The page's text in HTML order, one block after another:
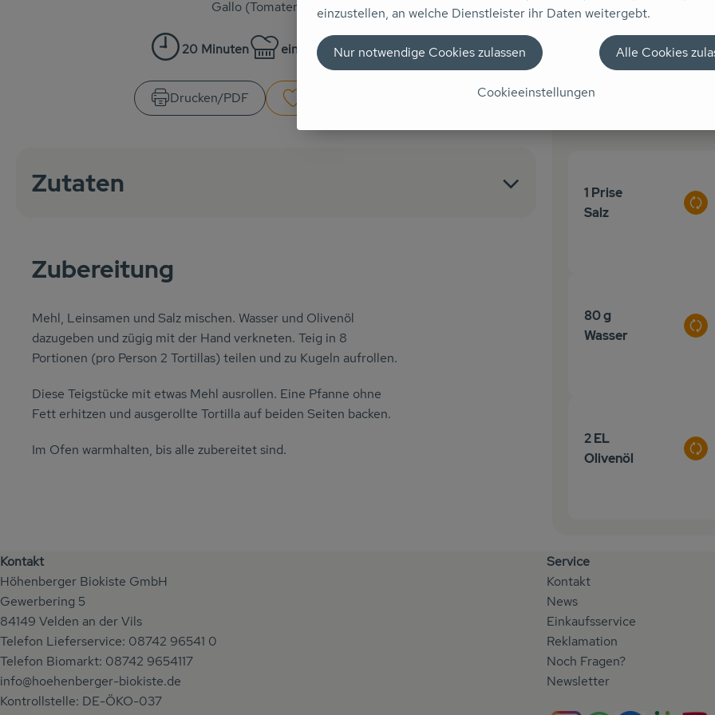
Gallo (Tomatensauce).
Zubreitungszeit:
20 Minuten
Schwierigkeit:
einfach 5 Zutaten
Drucken​/​PDF
Zutaten
Zubereitung
Mehl, Leinsamen und Salz mischen. Wasser und Olivenöl
dazugeben und zügig mit der Hand verkneten. Teig in 8
Portionen (pro Person 2 Tortillas) teilen und zu Kugeln aufrollen.
Diese Teigstücke mit etwas Mehl ausrollen. Eine Pfanne ohne
Fett erhitzen und ausgerollte Tortilla auf beiden Seiten backen.
Im Ofen warmhalten, bis alle zubereitet sind.
1 Prise
Salz
80 g
Wasser
2 EL
Olivenöl
Kontakt
Höhenberger Biokiste GmbH
Gewerbering 5
84149 Velden an der Vils
Telefon Lieferservice: 08742 96541 0
Telefon Biomarkt: 08742 9654117
info@hoehenberger-biokiste.de
Kontrollstelle: DE-ÖKO-037
Service
Kontakt
News
Einkaufsservice
Reklamation
Noch Fragen?
Newsletter
einzustellen, an welche Dienstleister ihr Daten weitergebt.
Cookieeinstellungen
Nur notwendige Cookies zulassen Alle Cookies